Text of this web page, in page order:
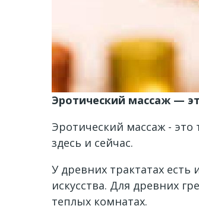
Эротический массаж —
Эротический массаж -
здесь и сейчас.
У древних трактатах
искусства. Для древних
теплых комнатах.